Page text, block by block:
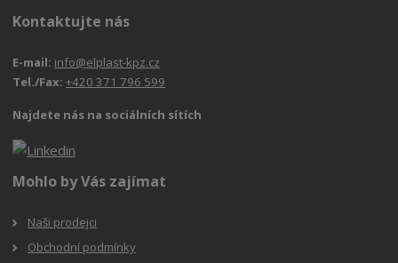
Kontaktujte nás
E-mail: info@elplast-kpz.cz
Tel./Fax:+420 371 796 599
Najdete nás na sociálních sítích
Mohlo by Vás zajímat
Naši prodejci
Obchodní podmínky